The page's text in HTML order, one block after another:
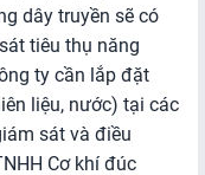
dây truyền sẽ có
tiêu thụ năng
ty cần lắp đặt
liệu, nước) tại các
sát và điều
Cơ khí đúc